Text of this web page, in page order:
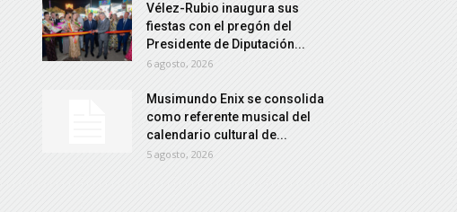
Vélez-Rubio inaugura sus
fiestas con el pregón del
Presidente de Diputación...
6 agosto, 2026
Musimundo Enix se consolida
como referente musical del
calendario cultural de...
5 agosto, 2026